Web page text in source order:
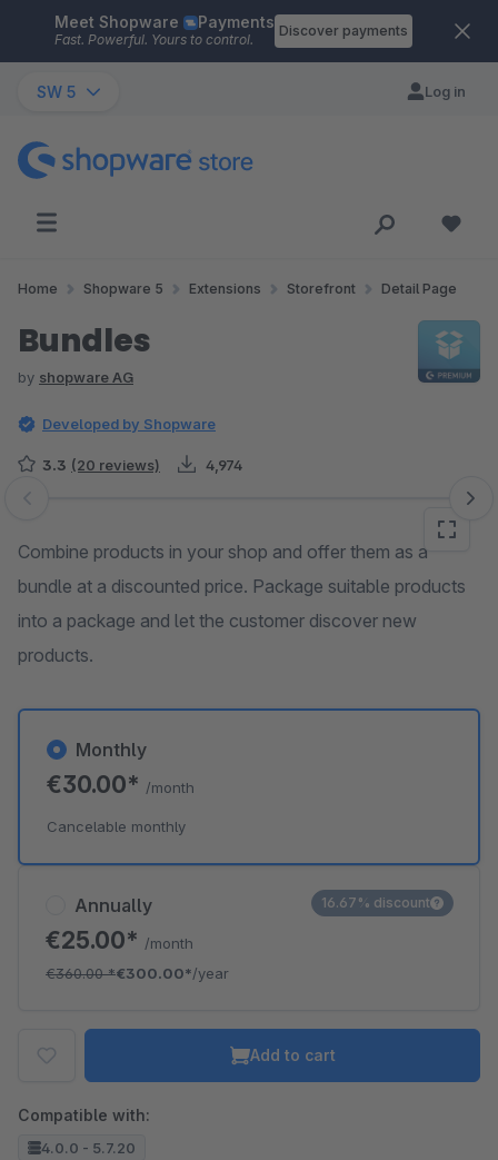
Skip to main content
Meet Shopware Payments
Fast. Powerful. Yours to control.
Discover payments
SW 5 Log in
Home Shopware 5 Extensions Storefront Detail Page
Bundles
by shopware AG
Developed by Shopware
3.3 (20 reviews) 4,974
Skip image gallery
Combine products in your shop and offer them as a
bundle at a discounted price. Package suitable products
into a package and let the customer discover new
products.
Annually
€25.00* /month
€360.00*€300.00*/year
16.67% discount
Monthly
€30.00* /month
Cancelable monthly
Add to cart
Compatible with:
4.0.0 - 5.7.20